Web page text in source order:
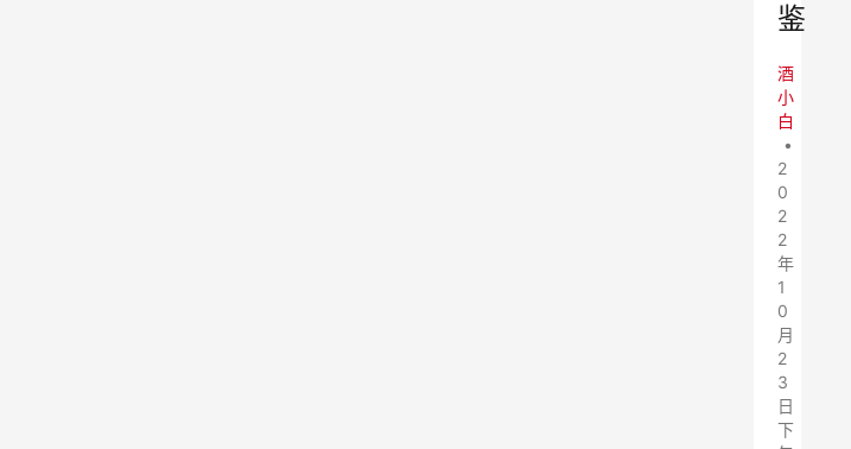
鉴
酒
小
白
•
2
0
2
2
年
1
0
月
2
3
日
下